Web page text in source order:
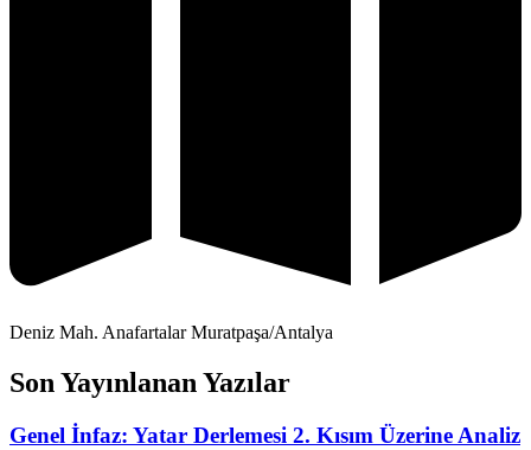
Deniz Mah. Anafartalar Muratpaşa/Antalya
Son Yayınlanan Yazılar
Genel İnfaz: Yatar Derlemesi 2. Kısım Üzerine Analiz